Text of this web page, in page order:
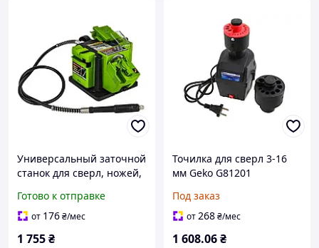
Универсальный заточной
станок для сверл, ножей,
гибким валом /
Точильный станок
Готово к отправке
от 176₴/мес
1 755₴
Точилка для сверл 3-16
мм Geko G81201
Под заказ
от268₴/мес
1 608.06₴